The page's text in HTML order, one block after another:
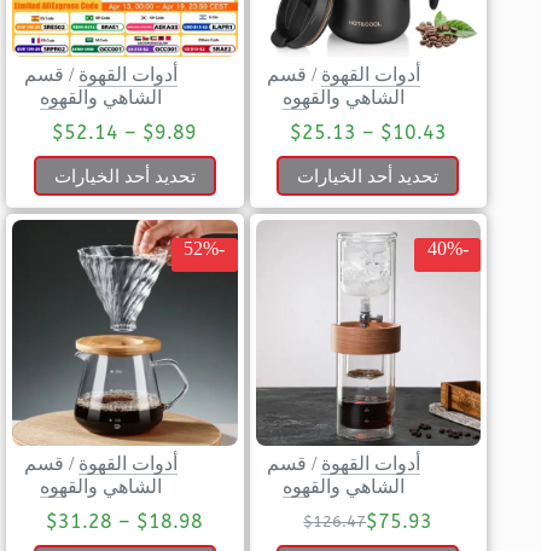
أدوات القهوة / قسم
الشاهي والقهوه
$10.43
–
$25.13
تحديد أحد الخيارات
أدوات القهوة / قسم
الشاهي والقهوه
$9.89
–
$52.14
تحديد أحد الخيارات
-40%
أدوات القهوة / قسم
الشاهي والقهوه
$126.47$75.93
-52%
أدوات القهوة / قسم
الشاهي والقهوه
$18.98
–
$31.28